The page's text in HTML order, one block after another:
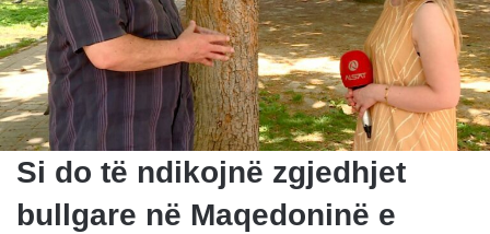
Si do të ndikojnë zgjedhjet
bullgare në Maqedoninë e